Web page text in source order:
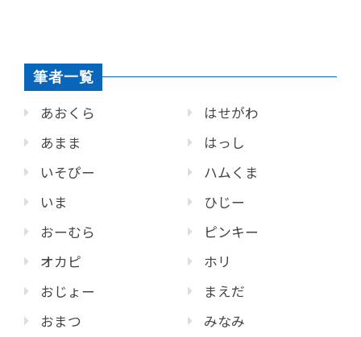
筆者一覧
あおくら
あまま
いそぴー
いま
おーむら
オカピ
おじょー
おまつ
はせがわ
はっし
ハムくま
ひじー
ピンキー
ホリ
まえだ
みなみ